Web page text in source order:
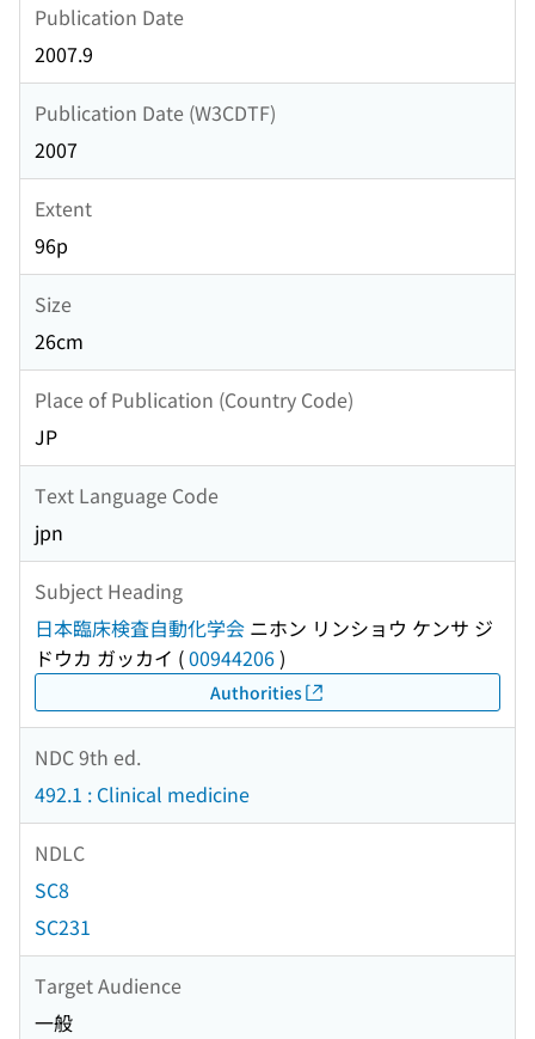
Publication Date
2007.9
Publication Date (W3CDTF)
2007
Extent
96p
Size
26cm
Place of Publication (Country Code)
JP
Text Language Code
jpn
Subject Heading
日本臨床検査自動化学会 ニホン リンショウ ケンサ ジ
ドウカ ガッカイ (00944206)
Authorities
NDC 9th ed.
492.1 : Clinical medicine
NDLC
SC8
SC231
Target Audience
一般